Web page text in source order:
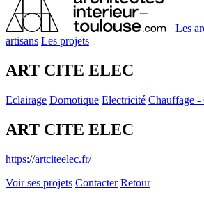
Les
artisans Les projets
ART CITE ELEC
Eclairage Domotique Electricité Chauffage -
ART CITE ELEC
https://artciteelec.fr/
Voir ses projets Contacter Retour